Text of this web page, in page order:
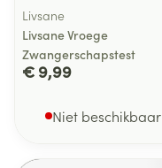
Livsane
Livsane Vroege
Zwangerschapstest
€ 9,99
Niet beschikbaar